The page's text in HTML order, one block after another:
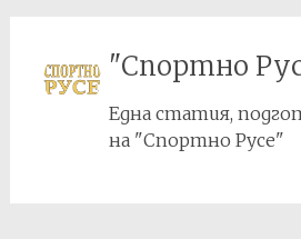
"Спортно
Една статия,
на "Спортно Русе"